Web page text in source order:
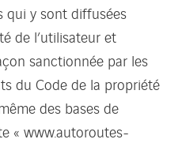
qui y sont diffusées
de l’utilisateur et
sanctionnée par les
du Code de la propriété
des bases de
« www.autoroutes-